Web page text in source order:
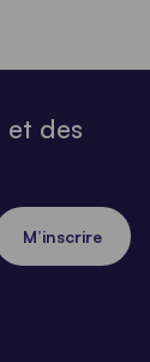
et des
M’inscrire